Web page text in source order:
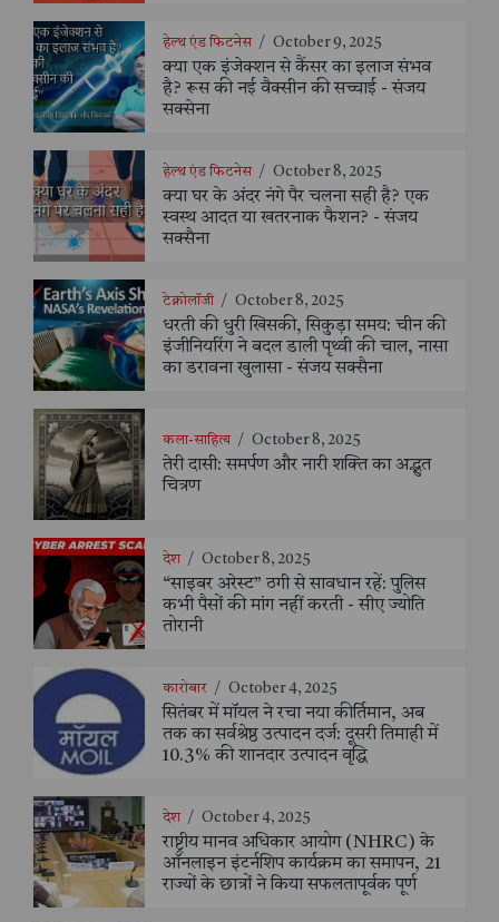
हेल्थ एंड फिटनेस / October 9, 2025
क्या एक इंजेक्शन से कैंसर का इलाज संभव
है? रूस की नई वैक्सीन की सच्चाई - संजय
सक्सेना
हेल्थ एंड फिटनेस / October 8, 2025
क्या घर के अंदर नंगे पैर चलना सही है? एक
स्वस्थ आदत या खतरनाक फैशन? - संजय
सक्सैना
टेक्नोलॉजी / October 8, 2025
धरती की धुरी खिसकी, सिकुड़ा समय: चीन की
इंजीनियरिंग ने बदल डाली पृथ्वी की चाल, नासा
का डरावना खुलासा - संजय सक्सैना
कला-साहित्य / October 8, 2025
तेरी दासी: समर्पण और नारी शक्ति का अद्भुत
चित्रण
देश / October 8, 2025
“साइबर अरेस्ट” ठगी से सावधान रहें: पुलिस
कभी पैसों की मांग नहीं करती - सीए ज्योति
तोरानी
कारोबार / October 4, 2025
सितंबर में मॉयल ने रचा नया कीर्तिमान, अब
तक का सर्वश्रेष्ठ उत्पादन दर्ज: दूसरी तिमाही में
10.3% की शानदार उत्पादन वृद्धि
देश / October 4, 2025
राष्ट्रीय मानव अधिकार आयोग (NHRC) के
ऑनलाइन इंटर्नशिप कार्यक्रम का समापन, 21
राज्यों के छात्रों ने किया सफलतापूर्वक पूर्ण